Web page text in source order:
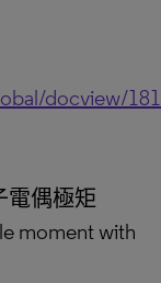
docview/
電偶極矩
moment with